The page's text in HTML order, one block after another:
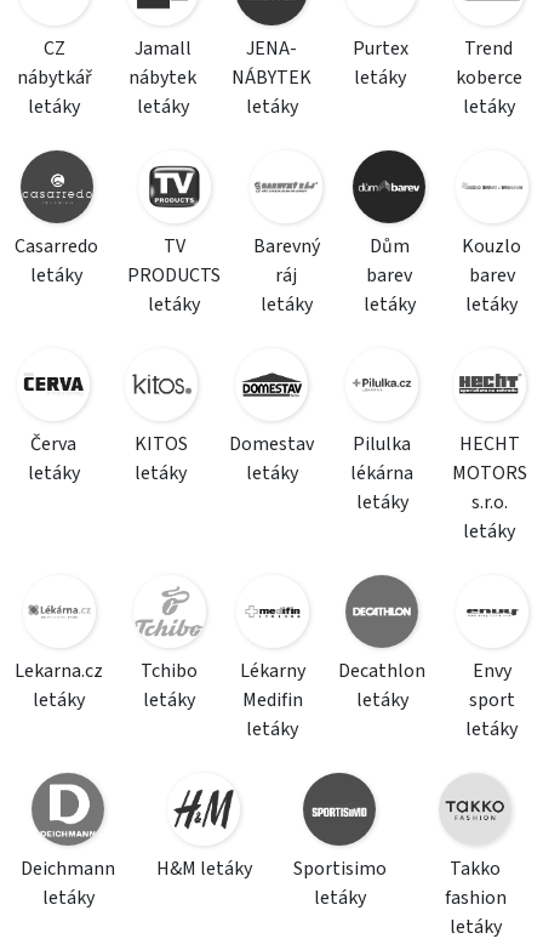
CZ
nábytkář
letáky
Jamall
nábytek
letáky
JENA-
NÁBYTEK
letáky
Purtex
letáky
Trend
koberce
letáky
Casarredo
letáky
TV
PRODUCTS
letáky
Barevný
ráj
letáky
Dům
barev
letáky
Kouzlo
barev
letáky
Červa
letáky
KITOS
letáky
Domestav
letáky
Pilulka
lékárna
letáky
HECHT
MOTORS
s.r.o.
letáky
Lekarna.cz
letáky
Tchibo
letáky
Lékarny
Medifin
letáky
Decathlon
letáky
Envy
sport
letáky
Deichmann
letáky
H&M letáky
Sportisimo
letáky
Takko
fashion
letáky